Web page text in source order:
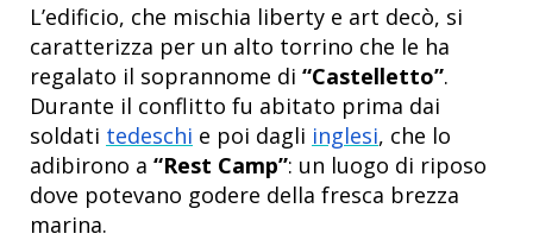
L’edificio, che mischia liberty e art decò, si
caratterizza per un alto torrino che le ha
regalato il soprannome di “Castelletto”.
Durante il conflitto fu abitato prima dai
soldati tedeschi e poi dagli inglesi, che lo
adibirono a “Rest Camp”: un luogo di riposo
dove potevano godere della fresca brezza
marina.